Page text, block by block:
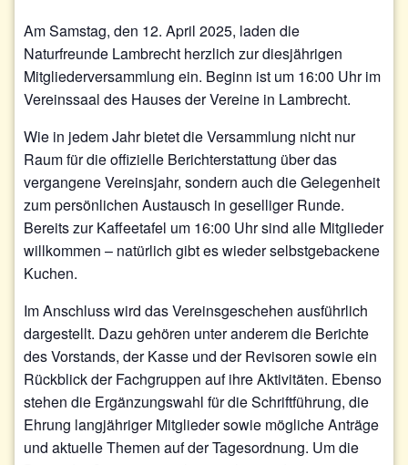
Am Samstag, den 12. April 2025, laden die
Naturfreunde Lambrecht herzlich zur diesjährigen
Mitgliederversammlung ein. Beginn ist um 16:00 Uhr im
Vereinssaal des Hauses der Vereine in Lambrecht.
Wie in jedem Jahr bietet die Versammlung nicht nur
Raum für die offizielle Berichterstattung über das
vergangene Vereinsjahr, sondern auch die Gelegenheit
zum persönlichen Austausch in geselliger Runde.
Bereits zur Kaffeetafel um 16:00 Uhr sind alle Mitglieder
willkommen – natürlich gibt es wieder selbstgebackene
Kuchen.
Im Anschluss wird das Vereinsgeschehen ausführlich
dargestellt. Dazu gehören unter anderem die Berichte
des Vorstands, der Kasse und der Revisoren sowie ein
Rückblick der Fachgruppen auf ihre Aktivitäten. Ebenso
stehen die Ergänzungswahl für die Schriftführung, die
Ehrung langjähriger Mitglieder sowie mögliche Anträge
und aktuelle Themen auf der Tagesordnung. Um die